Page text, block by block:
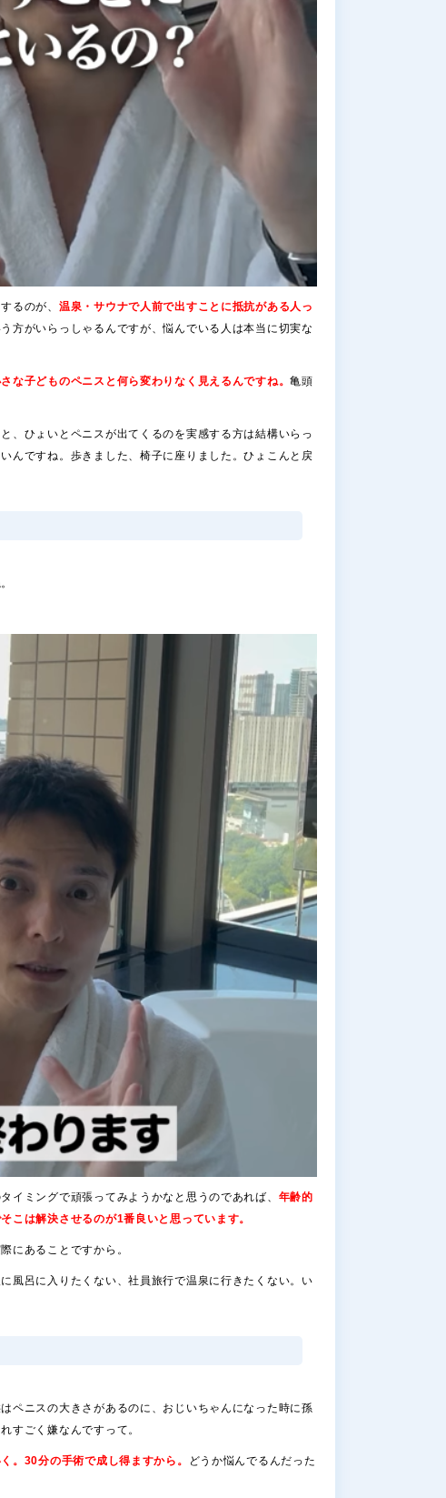
るのが、 温泉・サウナで人前で出すことに抵抗がある人っ
方がいらっしゃるんですが、悩んでいる人は本当に切実な
な子どものペニスと何ら変わりなく見えるんですね。亀頭
、ひょいとペニスが出てくるのを実感する方は結構いらっ
んですね。歩きました、椅子に座りました。ひょこんと戻
ミングで頑張ってみようかなと思うのであれば、 年齢的
こは解決させるのが1番良いと思っています。
にあることですから。
風呂に入りたくない、社員旅行で温泉に行きたくない。い
ペニスの大きさがあるのに、おじいちゃんになった時に孫
すごく嫌なんですって。
。30分の手術で成し得ますから。
どうか悩んでるんだった